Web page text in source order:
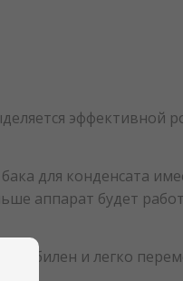
эффективной
для конденсата
аппарат будет
мобилен и легко